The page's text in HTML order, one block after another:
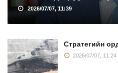
2026/07/07, 11:39
Стратегийн
2026/07/07, 11:24